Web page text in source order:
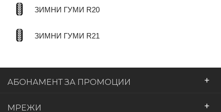
ЗИМНИ ГУМИ R20
ЗИМНИ ГУМИ R21
АБОНАМЕНТ ЗА ПРОМОЦИИ +
МРЕЖИ +